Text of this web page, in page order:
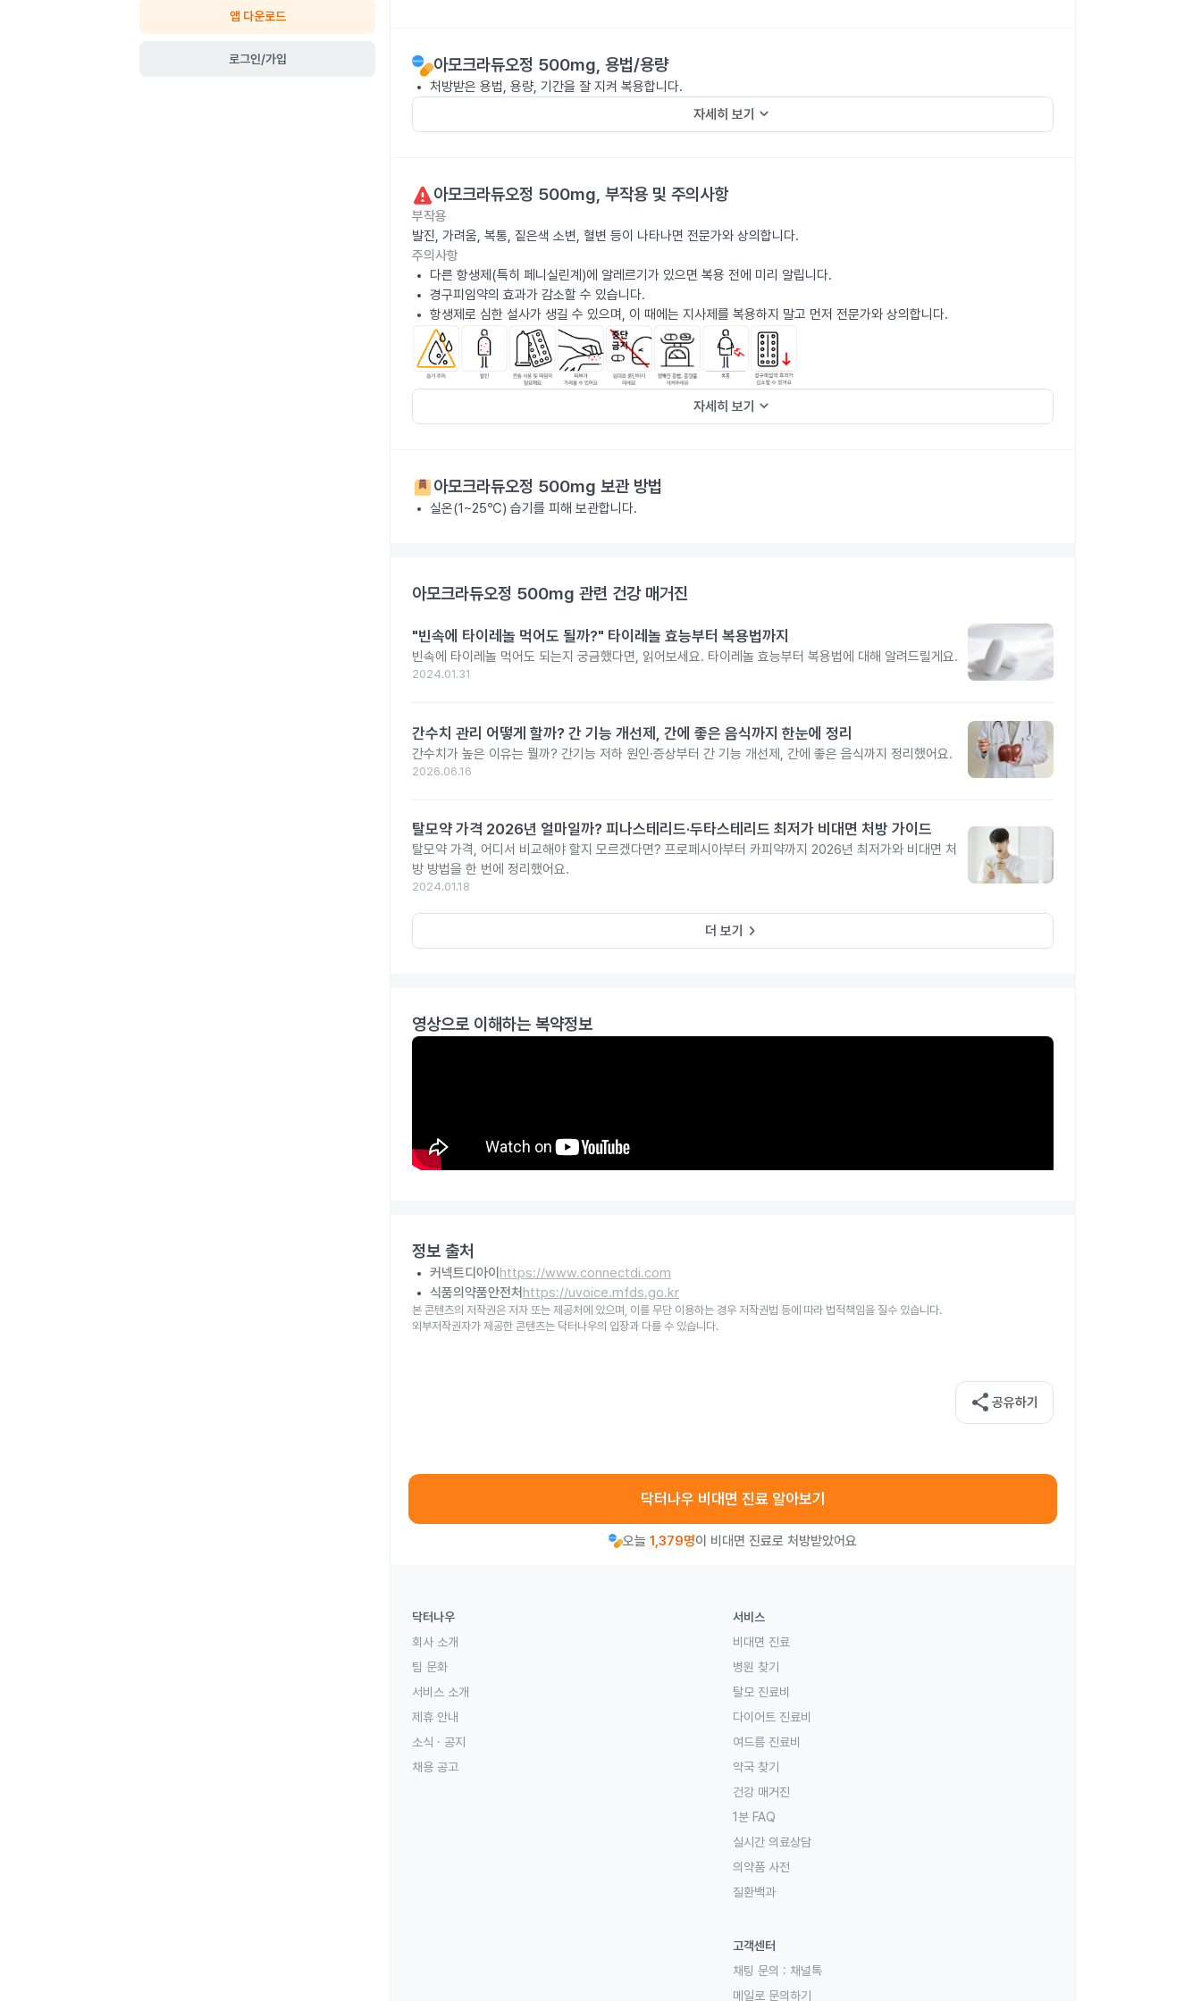
앱 다운로드
로그인/가입 아모크라듀오정 500mg, 용법/용량
처방받은 용법, 용량, 기간을 잘 지켜 복용합니다.
자세히 보기 keyboard_arrow_down
아모크라듀오정 500mg, 부작용 및 주의사항
부작용
발진, 가려움, 복통, 짙은색 소변, 혈변 등이 나타나면 전문가와 상의합니다.
주의사항
다른 항생제(특히 페니실린계)에 알레르기가 있으면 복용 전에 미리 알립니다.
경구피임약의 효과가 감소할 수 있습니다.
항생제로 심한 설사가 생길 수 있으며, 이 때에는 지사제를 복용하지 말고 먼저 전문가와 상의합니다.
자세히 보기 keyboard_arrow_down
아모크라듀오정 500mg 보관 방법
실온(1~25℃) 습기를 피해 보관합니다.
아모크라듀오정 500mg 관련 건강 매거진
"빈속에 타이레놀 먹어도 될까?" 타이레놀 효능부터 복용법까지
빈속에 타이레놀 먹어도 되는지 궁금했다면, 읽어보세요. 타이레놀 효능부터 복용법에 대해 알려드릴게요.
2024.01.31
간수치 관리 어떻게 할까? 간 기능 개선제, 간에 좋은 음식까지 한눈에 정리
간수치가 높은 이유는 뭘까? 간기능 저하 원인·증상부터 간 기능 개선제, 간에 좋은 음식까지 정리했어요.
2026.06.16
탈모약 가격 2026년 얼마일까? 피나스테리드·두타스테리드 최저가 비대면 처방 가이드
탈모약 가격, 어디서 비교해야 할지 모르겠다면? 프로페시아부터 카피약까지 2026년 최저가와 비대면 처
방 방법을 한 번에 정리했어요.
2024.01.18
더 보기 keyboard_arrow_right
영상으로 이해하는 복약정보
정보 출처
커넥트디아이 https://www.connectdi.com
식품의약품안전처 https://uvoice.mfds.go.kr
본 콘텐츠의 저작권은 저자 또는 제공처에 있으며, 이를 무단 이용하는 경우 저작권법 등에 따라 법적책임을 질수 있습니다.
외부저작권자가 제공한 콘텐츠는 닥터나우의 입장과 다를 수 있습니다.
share 공유하기
닥터나우 비대면 진료 알아보기
오늘 1,379명이 비대면 진료로 처방받았어요
닥터나우
회사 소개
팀 문화
서비스 소개
제휴 안내
소식 · 공지
채용 공고
서비스
비대면 진료
병원 찾기
탈모 진료비
다이어트 진료비
여드름 진료비
약국 찾기
건강 매거진
1분 FAQ
실시간 의료상담
의약품 사전
질환백과
고객센터
채팅 문의 : 채널톡
메일로 문의하기